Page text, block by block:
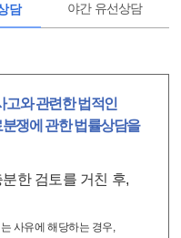
담 야간 유선상담
와 관련한 법적인
쟁에 관한 법률상담을
한 검토를 거친 후,
사유에 해당하는 경우,